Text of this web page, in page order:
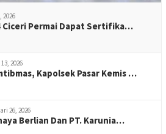
2026
Ciceri Permai Dapat Sertifika…
2026
Kapolsek Pasar Kemis …
26, 2026
Berlian Dan PT. Karunia…